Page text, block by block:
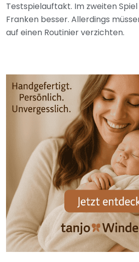
Testspielauftakt. Im zweiten
Franken besser. Allerdings
auf einen Routinier verzichten.